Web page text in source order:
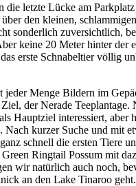
die letzte Lücke am
den kleinen,
sonderlich zuversichtlich,
keine 20 Meter hinter der
erste Schnabeltier völlig
Menge Bildern im
der Nerade Teeplantage.
Hauptziel interessiert, aber
Nach kurzer Suche und mit
schnell die ersten Tiere
Ringtail Possum mit
wir natürlich auch noch,
an den Lake Tinaroo geht.